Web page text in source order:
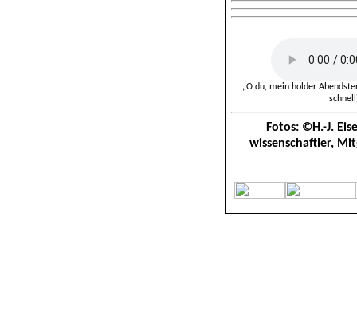
„O du, mein holder
Fotos: ©H.-J.
wissenschaftler,